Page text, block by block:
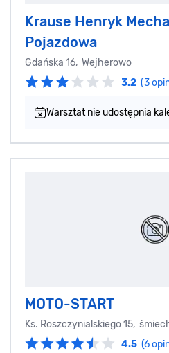
Krause Henryk
Pojazdowa
Gdańska 16, Wejherowo
3.2 (3
Warsztat nie udostępnia
MOTO-START
Ks. Roszczynialskiego 15,
4.5 (6